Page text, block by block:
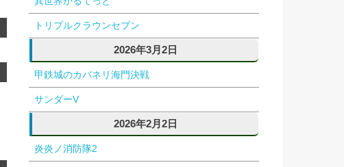
トリプルクラウンセブン
2026年3月2日
甲鉄城のカバネリ海門決戦
サンダーV
2026年2月2日
炎炎ノ消防隊2